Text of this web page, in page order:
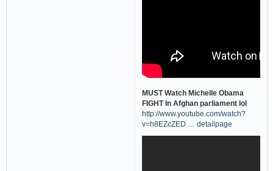
MUST Watch Michelle Obama
FIGHT In Afghan parliament lol
http://www.youtube.com/watch?
v=h8EZcZED … detailpage